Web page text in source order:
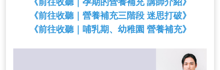
《前往收聽｜孕期的營養補充 講師介紹》
《前往收聽｜營養補充三階段 迷思打破》
《前往收聽｜哺乳期、幼稚園 營養補充》